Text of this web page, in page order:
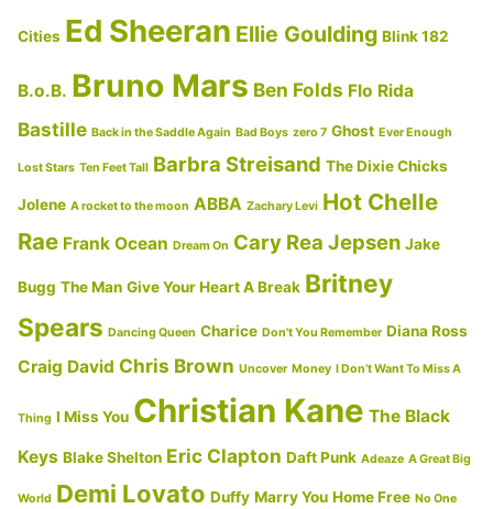
味
の
Cities Ed Sheeran Ellie Goulding Blink 182
B.o.B. Bruno Mars Ben Folds Flo Rida
Bastille Back in the Saddle Again Bad Boys zero 7 Ghost Ever Enough
Lost Stars Ten Feet Tall Barbra Streisand The Dixie Chicks
Jolene A rocket to the moon ABBA Zachary Levi Hot Chelle
Rae Frank Ocean Dream On Cary Rea Jepsen Jake
Bugg The Man Give Your Heart A Break Britney
Spears Dancing Queen Charice Don't You Remember Diana Ross
Craig David Chris Brown Uncover Money I Don’t Want To Miss A
Thing I Miss You Christian Kane The Black
Keys Blake Shelton Eric Clapton Daft Punk Adeaze A Great Big
World Demi Lovato Duffy Marry You Home Free No One